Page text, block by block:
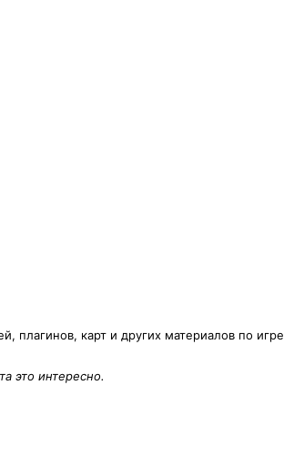
плагинов, карт и других материалов по игре
это интересно.